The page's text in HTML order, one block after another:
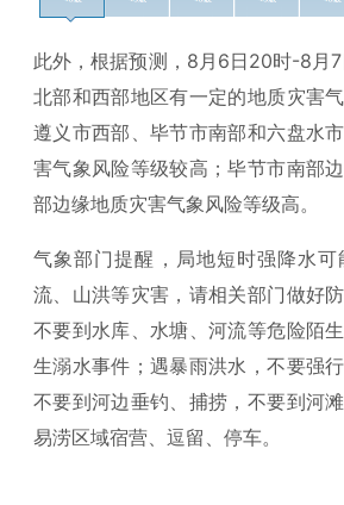
此外，根据预测，8月6日20时-8月
北部和西部地区有一定的地质灾害
遵义市西部、毕节市南部和六盘水
害气象风险等级较高；毕节市南部
部边缘地质灾害气象风险等级高。
气象部门提醒，局地短时强降水
流、山洪等灾害，请相关部门做好
不要到水库、水塘、河流等危险陌
生溺水事件；遇暴雨洪水，不要强
不要到河边垂钓、捕捞，不要到河
易涝区域宿营、逗留、停车。